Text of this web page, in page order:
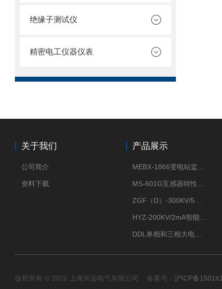
绝缘子测试仪
精密电工仪器仪表
关于我们
公司简介
资料下载
产品展示
版权所有 © 2026 上海米远电气有限公司 备案号： 沪ICP备